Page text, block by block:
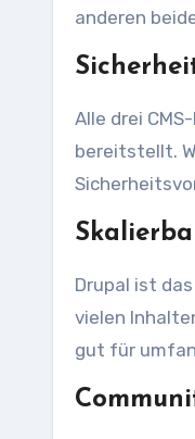
anderen
Alle drei
bereitstellt.
Drupal ist
vielen
gut für